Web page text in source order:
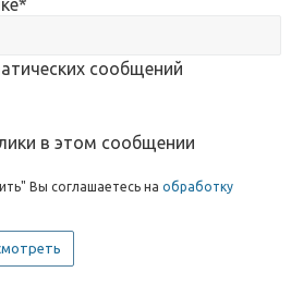
*
в этом сообщении
Вы соглашаетесь на обработку